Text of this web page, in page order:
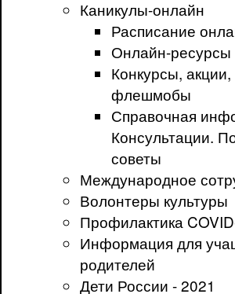
Каникулы-онлайн
Расписание
Онлайн-ресурсы
Конкурсы,
флешмобы
Справочная
Консультации.
советы
Международное
Волонтеры культуры
Профилактика
Информация для
родителей
Дети России - 2021